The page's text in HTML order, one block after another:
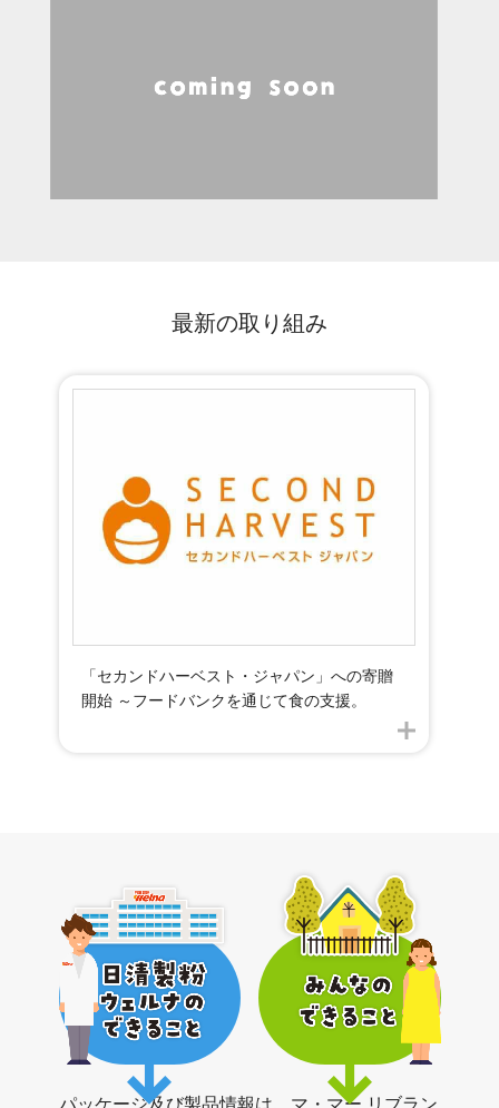
最新の取り組み
「セカンドハーベスト・ジャパン」への寄贈
開始 ～フードバンクを通じて食の支援。